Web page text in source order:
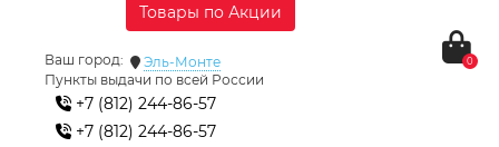
Товары по Акции
Ваш город:
Эль-Монте
Пункты выдачи по всей России
+7 (812) 244-86-57
+7 (812) 244-86-57
0